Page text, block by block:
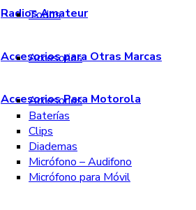
Radios Amateur
Todos
Accesorios para Otras Marcas
Accesorios
Accesorios Para Motorola
Accesorios
Baterías
Clips
Diademas
Micrófono – Audifono
Micrófono para Móvil